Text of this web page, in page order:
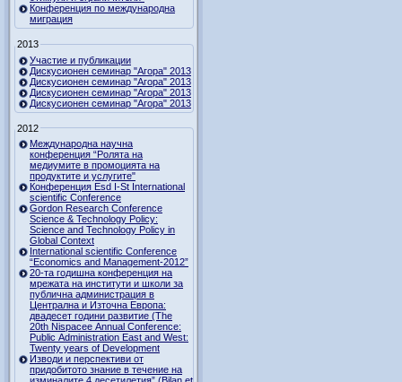
Конференция по международна
миграция
2013
Участие и публикации
Дискусионен семинар "Агора" 2013
Дискусионен семинар "Агора" 2013
Дискусионен семинар "Агора" 2013
Дискусионен семинар "Агора" 2013
2012
Международна научна
конференция “Ролята на
медиумите в промоцията на
продуктите и услугите"
Конференция Esd I-St International
scientific Conference
Gordon Research Сonference
Science & Technology Policy:
Science and Technology Policy in
Global Context
International scientific Conference
“Economics and Management-2012”
20-та годишна конференция на
мрежата на институти и школи за
публична администрация в
Централна и Източна Европа:
двадесет години развитие (The
20th Nispacee Annual Conference:
Public Administration East and West:
Twenty years of Development
Изводи и перспективи от
придобитото знание в течение на